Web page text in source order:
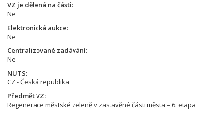
VZ je dělená na části
Ne
Elektronická aukce
Ne
Centralizované zadávání
Ne
NUTS
CZ - Česká republika
Předmět VZ
Regenerace městské zeleně v zastavěné části města – 6. etapa